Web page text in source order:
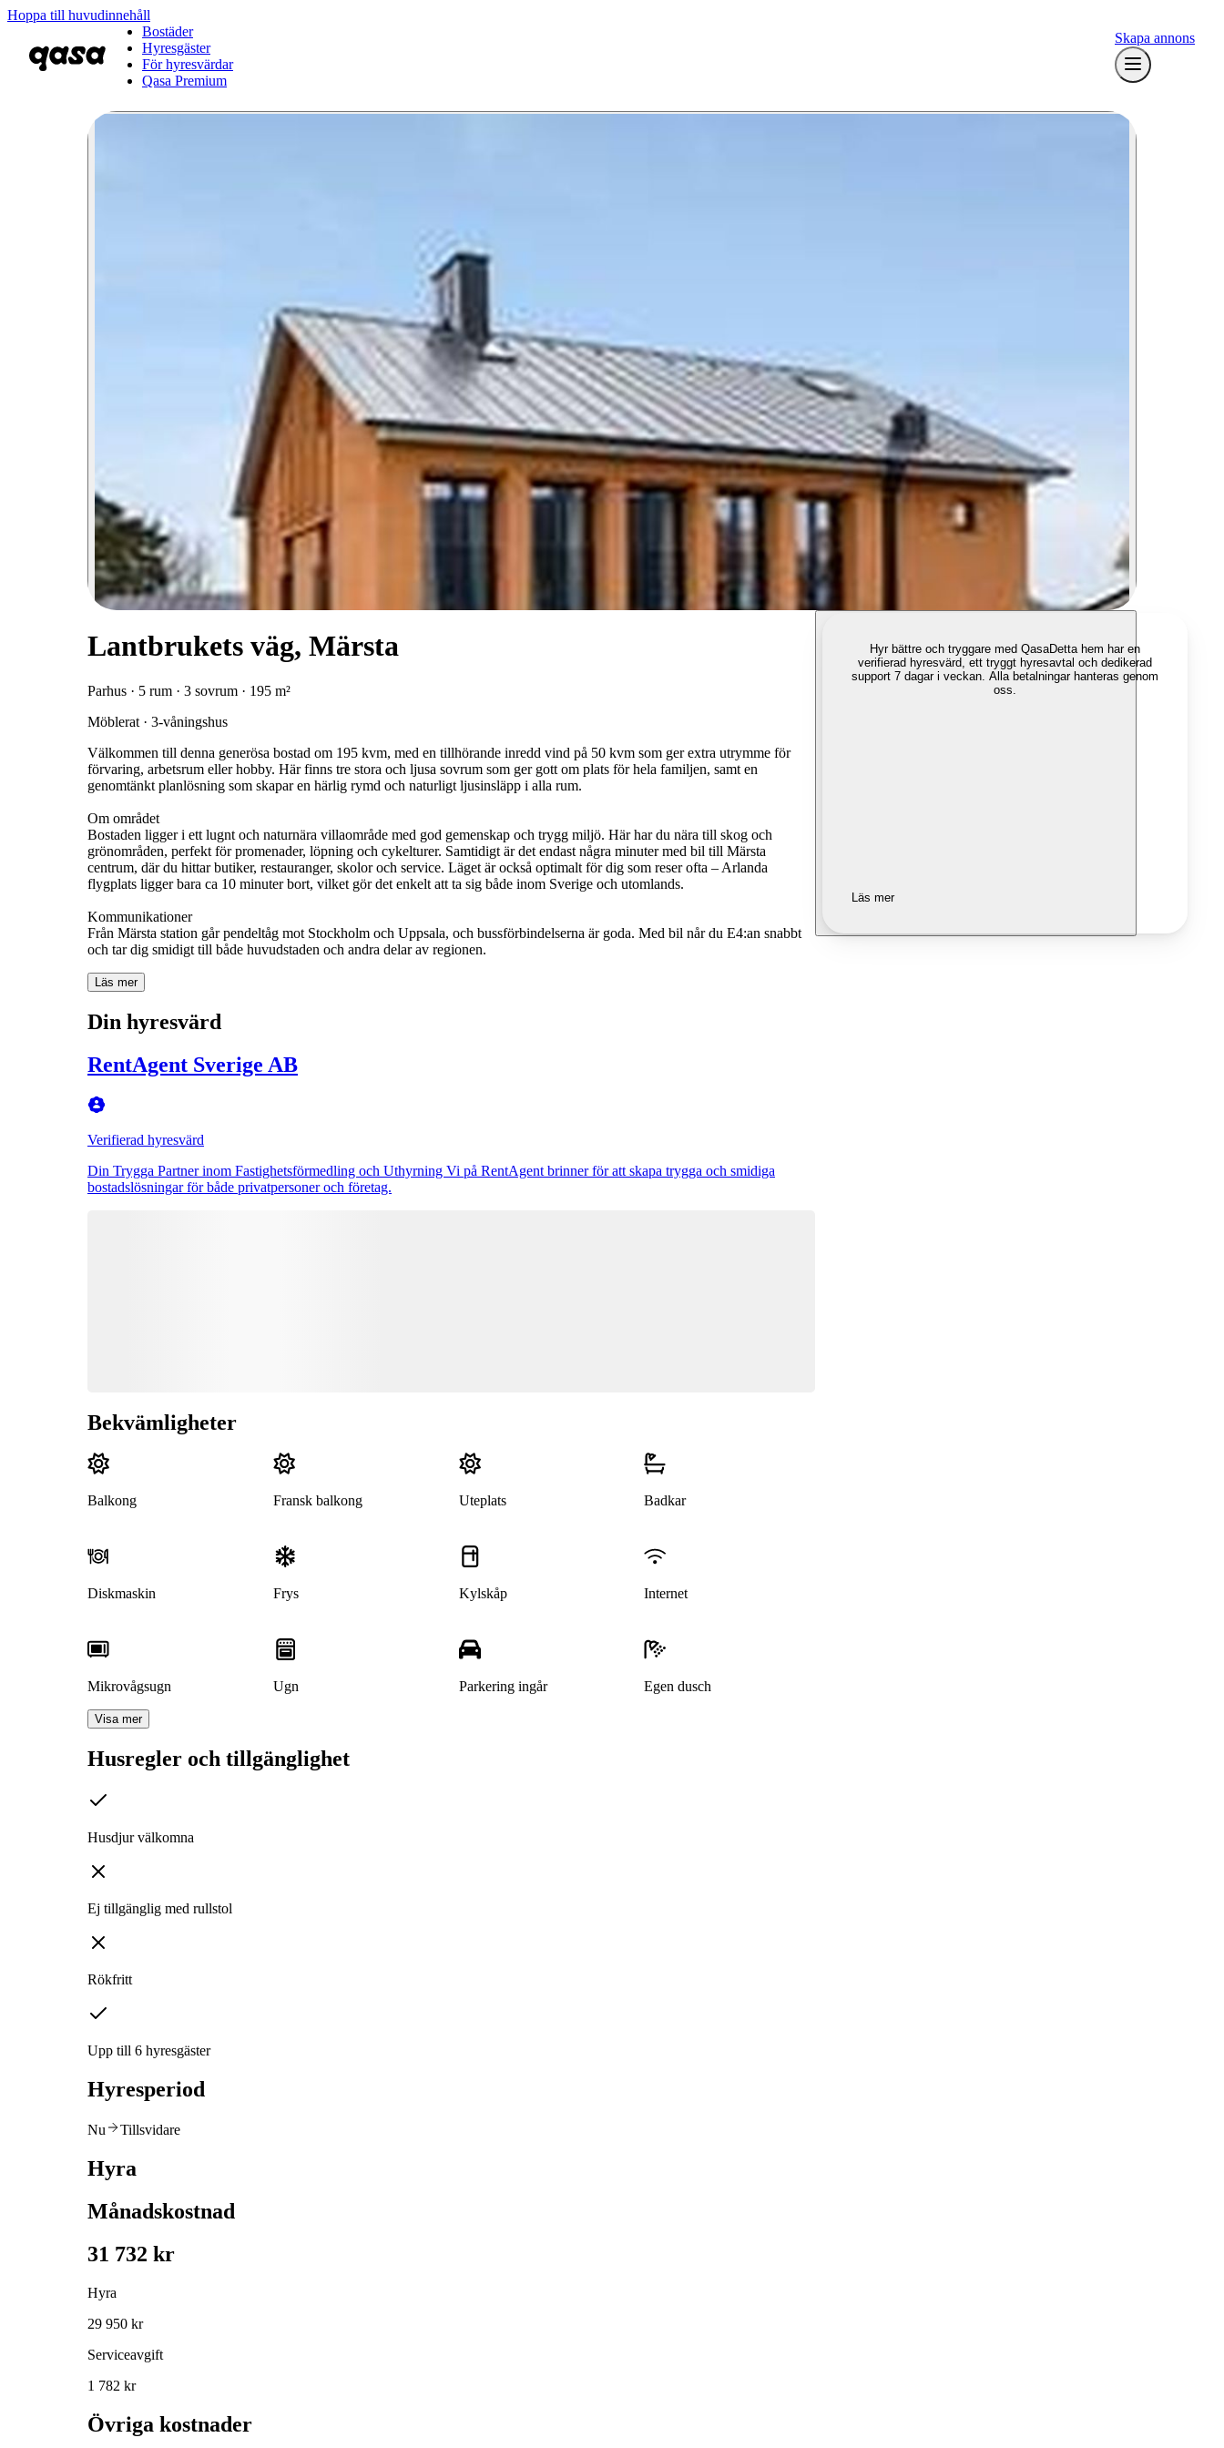
Hoppa till huvudinnehåll
Bostäder
Hyresgäster
För hyresvärdar
Qasa Premium
Skapa annons
Lantbrukets väg, Märsta
Parhus · 5 rum · 3 sovrum · 195 m²
Möblerat · 3-våningshus
Välkommen till denna generösa bostad om 195 kvm, med en tillhörande inredd vind på 50 kvm som ger extra utrymme för
förvaring, arbetsrum eller hobby. Här finns tre stora och ljusa sovrum som ger gott om plats för hela familjen, samt en
genomtänkt planlösning som skapar en härlig rymd och naturligt ljusinsläpp i alla rum.
Om området
Bostaden ligger i ett lugnt och naturnära villaområde med god gemenskap och trygg miljö. Här har du nära till skog och
grönområden, perfekt för promenader, löpning och cykelturer. Samtidigt är det endast några minuter med bil till Märsta
centrum, där du hittar butiker, restauranger, skolor och service. Läget är också optimalt för dig som reser ofta – Arlanda
flygplats ligger bara ca 10 minuter bort, vilket gör det enkelt att ta sig både inom Sverige och utomlands.
Kommunikationer
Från Märsta station går pendeltåg mot Stockholm och Uppsala, och bussförbindelserna är goda. Med bil når du E4:an snabbt
och tar dig smidigt till både huvudstaden och andra delar av regionen.
Läs mer
Din hyresvärd
RentAgent Sverige AB
Verifierad hyresvärd
Din Trygga Partner inom Fastighetsförmedling och Uthyrning Vi på RentAgent brinner för att skapa trygga och smidiga
bostadslösningar för både privatpersoner och företag.
Bekvämligheter
Balkong Fransk balkong Uteplats Badkar
Diskmaskin Frys Kylskåp Internet
Mikrovågsugn Ugn Parkering ingår Egen dusch
Visa mer
Husregler och tillgänglighet
Husdjur välkomna
Ej tillgänglig med rullstol
Rökfritt
Upp till 6 hyresgäster
Hyresperiod
Nu Tillsvidare
Hyra
Månadskostnad
31 732 kr
Hyra
29 950 kr
Serviceavgift
1 782 kr
Övriga kostnader
Hyr bättre och tryggare med QasaDetta hem har en
verifierad hyresvärd, ett tryggt hyresavtal och dedikerad
support 7 dagar i veckan. Alla betalningar hanteras genom
oss.
Läs mer